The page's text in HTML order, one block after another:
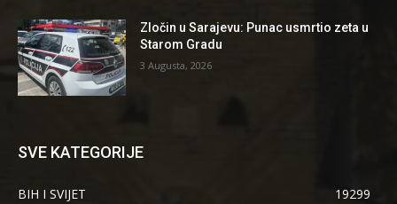
Zločin u Sarajevu: Punac usmrtio zeta u
Starom Gradu
3 Augusta, 2026
SVE KATEGORIJE
BIH I SVIJET
19299